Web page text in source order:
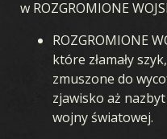
w ROZGROMIONE
ROZGROMIONE
które złamały
zmuszone do
zjawisko aż
wojny światowej.